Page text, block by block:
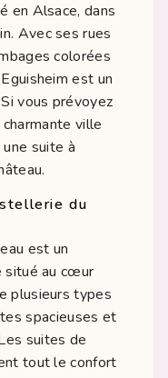
en Alsace, dans
Avec ses rues
colorées
est un
vous prévoyez
ville
suite à
du
est un
situé au cœur
plusieurs types
spacieuses et
suites de
tout le confort